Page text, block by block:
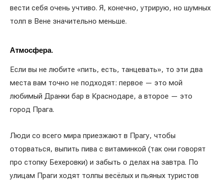
вести себя очень учтиво. Я, конечно, утрирую, но шумных
толп в Вене значительно меньше.
Атмосфера.
Если вы не любите «пить, есть, танцевать», то эти два
места вам точно не подходят: первое — это мой
любимый Дранки бар в Краснодаре, а второе — это
город Прага.
Люди со всего мира приезжают в Прагу, чтобы
оторваться, выпить пива с витаминкой (так они говорят
про стопку Бехеровки) и забыть о делах на завтра. По
улицам Праги ходят толпы весёлых и пьяных туристов